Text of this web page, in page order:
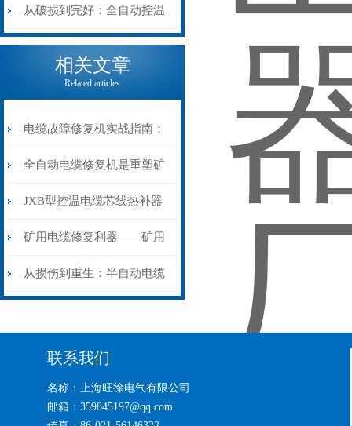
机械密码
从入门到精通
从破损到完好：全自动控温
电缆热补机的核心价值
相关文章
Related articles
电缆故障修复机实战指南：
从“盲测”到“精确定点”的三
步作业法
全自动电缆修复机是重塑矿
山电力动脉的“智能外科医
生”
JXB型控温电缆芯线热补器
安装与接线：精准修复的工
艺基石
矿用电缆修复利器——矿用
电缆热补机智能控温，安全
从损伤到重生：半自动电缆
联系我们
名称：上海旺徐电气有限公司
邮箱：359845197@qq.com